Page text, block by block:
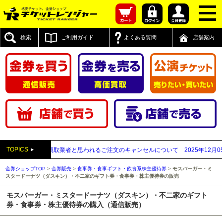
検索 ご利用ガイド よくある質問 店舗案内
TOPICS
払い買取業者と思われるご注文のキャンセルについて 2025年12月05日 【
金券ショップTOP >金券販売 >食事券・食事ギフト・飲食系株主優待券 >モスバーガー・ミ
スタードーナツ（ダスキン）・不二家のギフト券・食事券・株主優待券の販売
モスバーガー・ミスタードーナツ（ダスキン）・不二家のギフト
券・食事券・株主優待券の購入（通信販売）